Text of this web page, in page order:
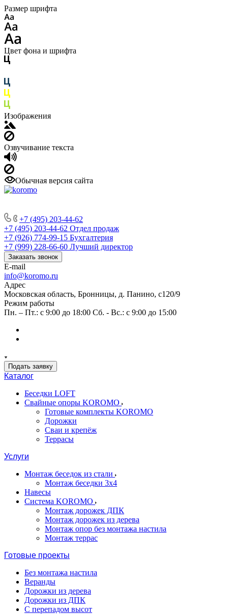
Размер шрифта
Цвет фона и шрифта
Изображения
Озвучивание текста
Обычная версия сайта
+7 (495) 203-44-62
+7 (495) 203-44-62 Отдел продаж
+7 (926) 774-99-15 Бухгалтерия
+7 (999) 228-66-60 Лучший директор
Заказать звонок
E-mail
info@koromo.ru
Адрес
Московская область, Бронницы, д. Панино, с120/9
Режим работы
Пн. – Пт.: с 9:00 до 18:00 Сб. - Вс.: с 9:00 до 15:00
Подать заявку
Каталог
Беседки LOFT
Свайные опоры KOROMO
Готовые комплекты KOROMO
Дорожки
Сваи и крепёж
Террасы
Услуги
Монтаж беседок из стали
Монтаж беседки 3х4
Навесы
Система KOROMO
Монтаж дорожек ДПК
Монтаж дорожек из дерева
Монтаж опор без монтажа настила
Монтаж террас
Готовые проекты
Без монтажа настила
Веранды
Дорожки из дерева
Дорожки из ДПК
С перепадом высот